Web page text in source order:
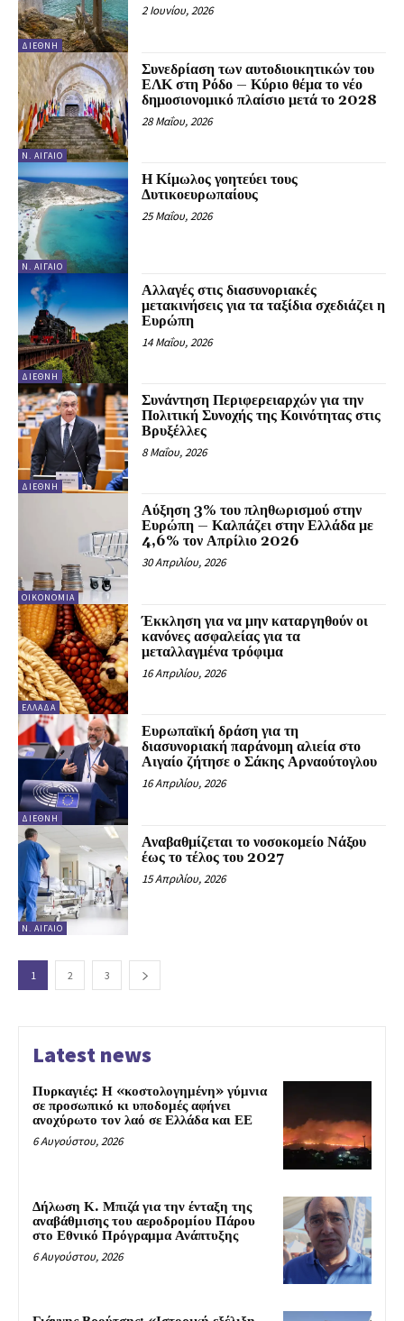
ΔΙΕΘΝΉ
2 Ιουνίου, 2026
Ν. ΑΙΓΑΊΟ
Συνεδρίαση των αυτοδιοικητικών του
ΕΛΚ στη Ρόδο – Κύριο θέμα το νέο
δημοσιονομικό πλαίσιο μετά το 2028
28 Μαΐου, 2026
Ν. ΑΙΓΑΊΟ
Η Κίμωλος γοητεύει τους
Δυτικοευρωπαίους
25 Μαΐου, 2026
ΔΙΕΘΝΉ
Αλλαγές στις διασυνοριακές
μετακινήσεις για τα ταξίδια σχεδιάζει η
Ευρώπη
14 Μαΐου, 2026
ΔΙΕΘΝΉ
Συνάντηση Περιφερειαρχών για την
Πολιτική Συνοχής της Κοινότητας στις
Βρυξέλλες
8 Μαΐου, 2026
ΟΙΚΟΝΟΜΊΑ
Αύξηση 3% του πληθωρισμού στην
Ευρώπη – Καλπάζει στην Ελλάδα με
4,6% τον Απρίλιο 2026
30 Απριλίου, 2026
ΕΛΛΆΔΑ
Έκκληση για να μην καταργηθούν οι
κανόνες ασφαλείας για τα
μεταλλαγμένα τρόφιμα
16 Απριλίου, 2026
ΔΙΕΘΝΉ
Ευρωπαϊκή δράση για τη
διασυνοριακή παράνομη αλιεία στο
Αιγαίο ζήτησε ο Σάκης Αρναούτογλου
16 Απριλίου, 2026
Ν. ΑΙΓΑΊΟ
Αναβαθμίζεται το νοσοκομείο Νάξου
έως το τέλος του 2027
15 Απριλίου, 2026
1 2 3
Latest news
Πυρκαγιές: Η «κοστολογημένη» γύμνια
σε προσωπικό κι υποδομές αφήνει
ανοχύρωτο τον λαό σε Ελλάδα και ΕΕ
6 Αυγούστου, 2026
Δήλωση Κ. Μπιζά για την ένταξη της
αναβάθμισης του αεροδρομίου Πάρου
στο Εθνικό Πρόγραμμα Ανάπτυξης
6 Αυγούστου, 2026